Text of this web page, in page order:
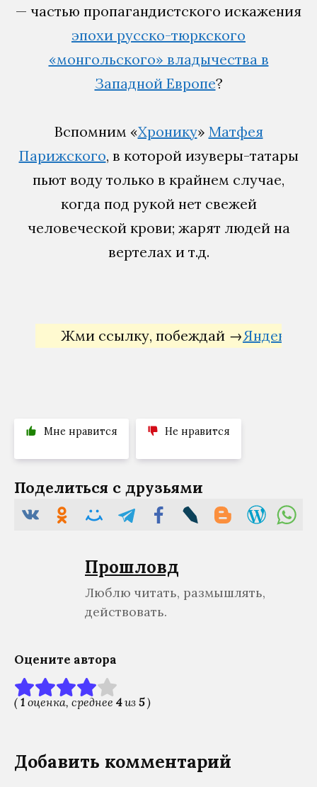
— частью пропагандистского искажения
эпохи русско-тюркского
«монгольского» владычества в
Западной Европе?
Вспомним «Хронику» Матфея
Парижского, в которой изуверы-татары
пьют воду только в крайнем случае,
когда под рукой нет свежей
человеческой крови; жарят людей на
вертелах и т.д.
Жми ссылку, побеждай →Яндекс Директ
Поделиться с друзьями
Прошловѣд
Люблю читать, размышлять,
действовать.
Оцените автора
( 1 оценка, среднее 4из 5)
Добавить комментарий